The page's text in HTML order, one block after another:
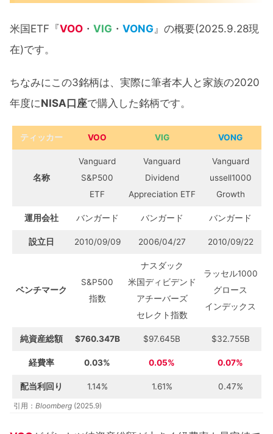
米国ETF『VOO ・ VIG ・ VONG 』の概要(2025.9.28現
在)です。
ちなみにこの3銘柄は、実際に筆者本人と家族の2020
年度にNISA口座で購入した銘柄です。
ティッカー VOO VIG VONG
名称
Vanguard
S&P500
ETF
Vanguard
Dividend
Appreciation ETF
Vanguard
ussell1000
Growth
運用会社 バンガード バンガード バンガード
設立日 2010/09/09 2006/04/27 2010/09/22
ベンチマーク
S&P500
指数
ナスダック
米国ディビデンド
アチーバーズ
セレクト指数
ラッセル1000
グロース
インデックス
純資産総額 $760.347B $97.645B $32.755B
経費率 0.03% 0.05% 0.07%
配当利回り 1.14% 1.61% 0.47%
引用： Bloomberg (2025.9)